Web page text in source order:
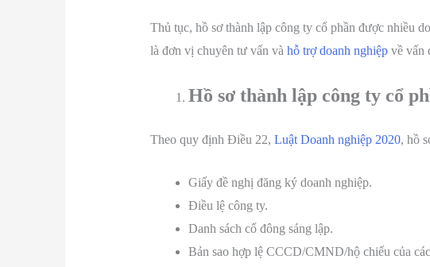
Thủ tục, hồ sơ thành lập công ty cổ phần được nhiều
là đơn vị chuyên tư vấn và hỗ trợ doanh nghiệpvề vấn
Hồ sơ thành lập công ty cổ
Theo quy định Điều 22, Luật Doanh nghiệp 2020, hồ
Giấy đề nghị đăng ký doanh nghiệp.
Điều lệ công ty.
Danh sách cổ đông sáng lập.
Bản sao hợp lệ CCCD/CMND/hộ chiếu của